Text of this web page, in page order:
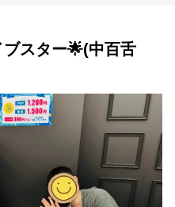
スター🌟(中百舌